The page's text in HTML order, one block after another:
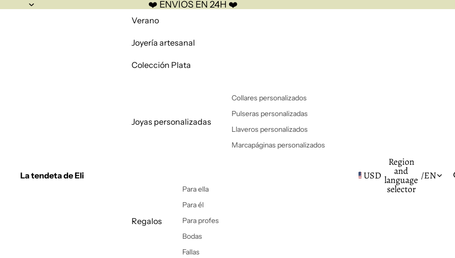
❤️ ENVÍOS EN 24H ❤️
La tendeta de Eli
Verano
Joyería artesanal
Colección Plata
Joyas personalizadas
Collares personalizados
Pulseras personalizadas
Llaveros personalizados
Marcapáginas personalizados
Regalos
Para ella
Para él
Para profes
Bodas
Fallas
USD
Region
and
language
selector
/EN